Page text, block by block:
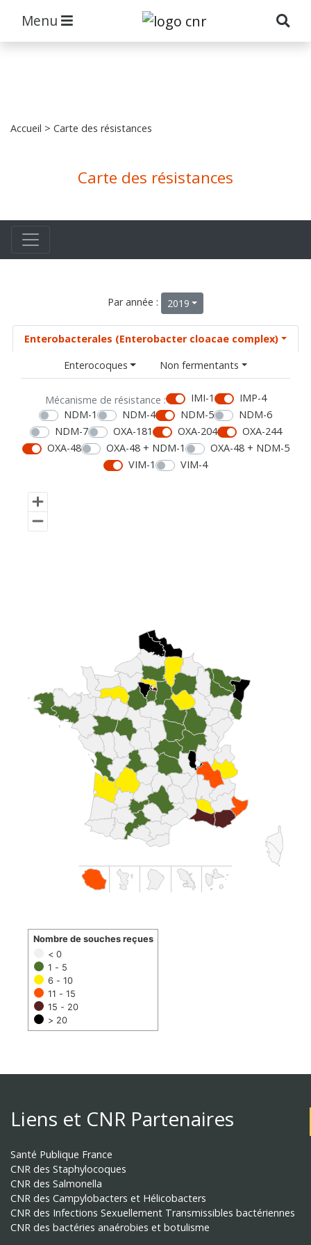
Menu
Accueil > Carte des résistances
Carte des résistances
Par année : 2019
Enterobacterales (Enterobacter cloacae complex)
Enterocoques
Non fermentants
Mécanisme de résistance : IMI-1
IMP-4
NDM-1
NDM-4 NDM-5
NDM-6
NDM-7
OXA-181 OXA-204
OXA-244
OXA-48
OXA-48 + NDM-1
OXA-48 + NDM-5
VIM-1
VIM-4
< 0
1 - 5
6 - 10
11 - 15
15 - 20
> 20
Nombre de souches reçues
Liens et CNR Partenaires
Santé Publique France
CNR des Staphylocoques
CNR des Salmonella
CNR des Campylobacters et Hélicobacters
CNR des Infections Sexuellement Transmissibles bactériennes
CNR des bactéries anaérobies et botulisme